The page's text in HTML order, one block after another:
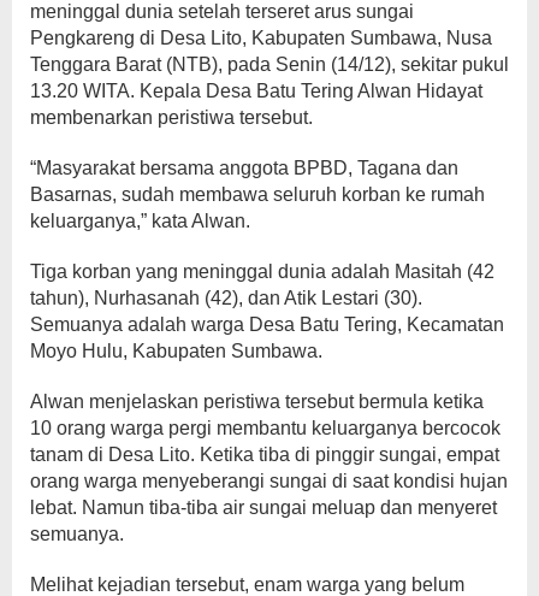
meninggal dunia setelah terseret arus sungai
Pengkareng di Desa Lito, Kabupaten Sumbawa, Nusa
Tenggara Barat (NTB), pada Senin (14/12), sekitar pukul
13.20 WITA. Kepala Desa Batu Tering Alwan Hidayat
membenarkan peristiwa tersebut.
“Masyarakat bersama anggota BPBD, Tagana dan
Basarnas, sudah membawa seluruh korban ke rumah
keluarganya,” kata Alwan.
Tiga korban yang meninggal dunia adalah Masitah (42
tahun), Nurhasanah (42), dan Atik Lestari (30).
Semuanya adalah warga Desa Batu Tering, Kecamatan
Moyo Hulu, Kabupaten Sumbawa.
Alwan menjelaskan peristiwa tersebut bermula ketika
10 orang warga pergi membantu keluarganya bercocok
tanam di Desa Lito. Ketika tiba di pinggir sungai, empat
orang warga menyeberangi sungai di saat kondisi hujan
lebat. Namun tiba-tiba air sungai meluap dan menyeret
semuanya.
Melihat kejadian tersebut, enam warga yang belum